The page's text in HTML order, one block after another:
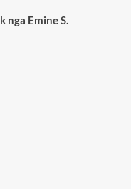
nga Emine S.